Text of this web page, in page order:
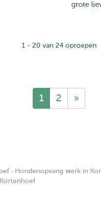
grote
1 - 20 van 24 oproepen
1 2 »
· Hondenopvang werk in